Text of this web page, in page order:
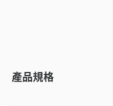
產品規格